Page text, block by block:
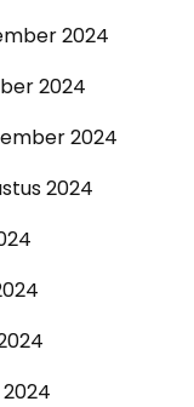
2024
2024
2024
2024